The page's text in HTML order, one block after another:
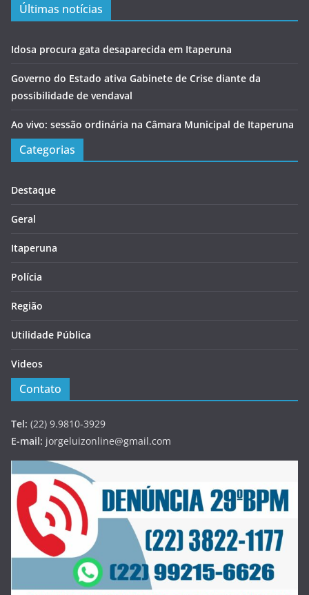
Últimas notícias
Idosa procura gata desaparecida em Itaperuna
Governo do Estado ativa Gabinete de Crise diante da
possibilidade de vendaval
Ao vivo: sessão ordinária na Câmara Municipal de Itaperuna
Categorias
Destaque
Geral
Itaperuna
Polícia
Região
Utilidade Pública
Videos
Contato
Tel: (22) 9.9810-3929
E-mail: jorgeluizonline@gmail.com